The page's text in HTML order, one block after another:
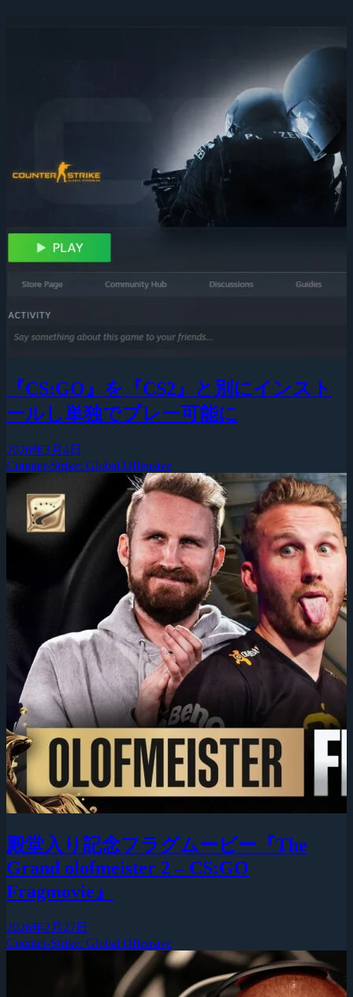
『CS:GO』を『CS2』と別にインスト
ールし単独でプレー可能に
2026年3月4日
Counter-Strike: Global Offensive
殿堂入り記念フラグムービー『The
Grand olofmeister 2 – CS:GO
Fragmovie』
2026年2月27日
Counter-Strike: Global Offensive